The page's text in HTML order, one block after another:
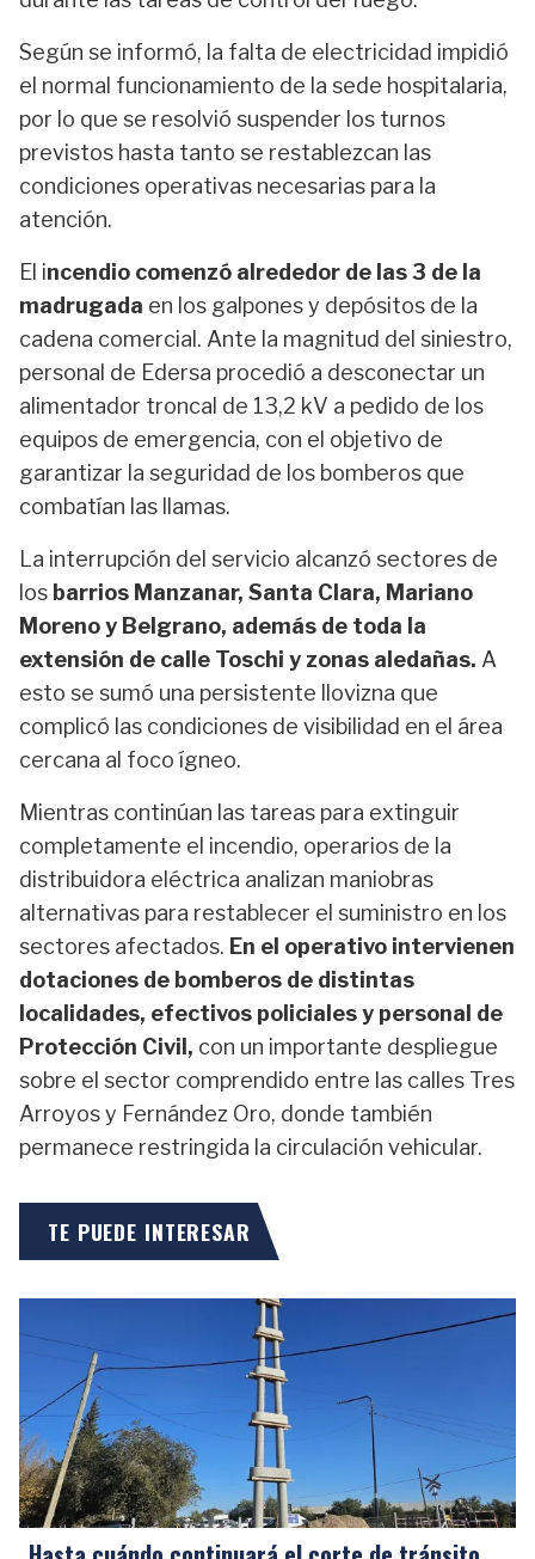
Según se informó, la falta de electricidad impidió
el normal funcionamiento de la sede hospitalaria,
por lo que se resolvió suspender los turnos
previstos hasta tanto se restablezcan las
condiciones operativas necesarias para la
atención.
El incendio comenzó alrededor de las 3 de la
madrugada en los galpones y depósitos de la
cadena comercial. Ante la magnitud del siniestro,
personal de Edersa procedió a desconectar un
alimentador troncal de 13,2 kV a pedido de los
equipos de emergencia, con el objetivo de
garantizar la seguridad de los bomberos que
combatían las llamas.
La interrupción del servicio alcanzó sectores de
los barrios Manzanar, Santa Clara, Mariano
Moreno y Belgrano, además de toda la
extensión de calle Toschi y zonas aledañas. A
esto se sumó una persistente llovizna que
complicó las condiciones de visibilidad en el área
cercana al foco ígneo.
Mientras continúan las tareas para extinguir
completamente el incendio, operarios de la
distribuidora eléctrica analizan maniobras
alternativas para restablecer el suministro en los
sectores afectados. En el operativo intervienen
dotaciones de bomberos de distintas
localidades, efectivos policiales y personal de
Protección Civil, con un importante despliegue
sobre el sector comprendido entre las calles Tres
Arroyos y Fernández Oro, donde también
permanece restringida la circulación vehicular.
TE PUEDE INTERESAR